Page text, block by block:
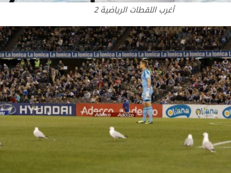
أغرب اللقطات الرياضية 2